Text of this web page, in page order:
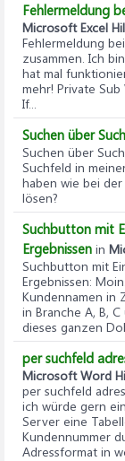
Fehlermeldung
Microsoft Excel
Fehlermeldung
zusammen. Ich
hat mal
mehr! Private Sub
If...
Suchen über
Suchen über
Suchfeld in
haben wie bei
lösen?
Suchbutton mit
Ergebnissen in
Suchbutton mit
Ergebnissen:
Kundennamen in
in Branche A, B,
dieses ganzen
per suchfeld
Microsoft Word
per suchfeld
ich würde gern
Server eine
Kundennummer
Adressformat in